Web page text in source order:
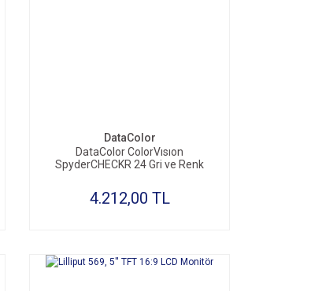
DataColor
DataColor ColorVısıon
SpyderCHECKR 24 Gri ve Renk
4.212,00 TL